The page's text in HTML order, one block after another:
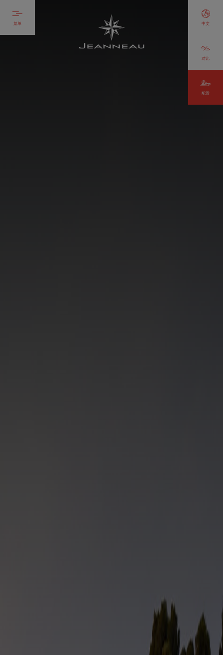
菜单
配置
对比
中文